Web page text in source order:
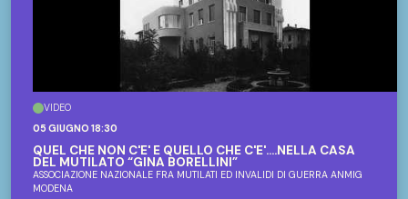
VIDEO
05 GIUGNO 18:30
QUEL CHE NON C'E' E QUELLO CHE C'E'....NELLA CASA
DEL MUTILATO “GINA BORELLINI”
ASSOCIAZIONE NAZIONALE FRA MUTILATI ED INVALIDI DI GUERRA ANMIG
MODENA